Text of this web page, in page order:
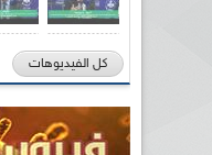
كل الفيديوهات